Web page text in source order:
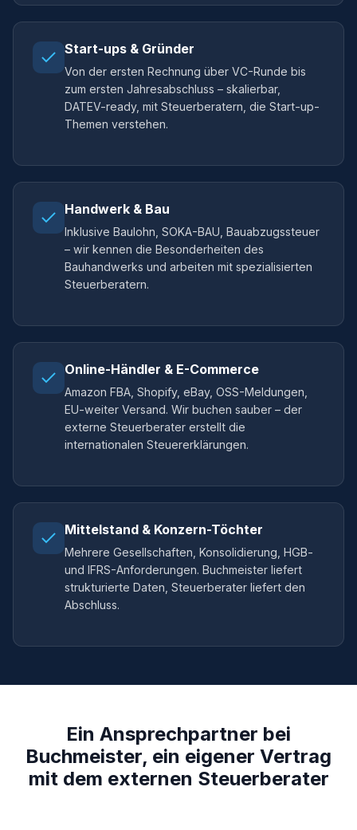
Start-ups & Gründer
Von der ersten Rechnung über VC-Runde bis
zum ersten Jahresabschluss – skalierbar,
DATEV-ready, mit Steuerberatern, die Start-up-
Themen verstehen.
Handwerk & Bau
Inklusive Baulohn, SOKA-BAU, Bauabzugssteuer
– wir kennen die Besonderheiten des
Bauhandwerks und arbeiten mit spezialisierten
Steuerberatern.
Online-Händler & E-Commerce
Amazon FBA, Shopify, eBay, OSS-Meldungen,
EU-weiter Versand. Wir buchen sauber – der
externe Steuerberater erstellt die
internationalen Steuererklärungen.
Mittelstand & Konzern-Töchter
Mehrere Gesellschaften, Konsolidierung, HGB-
und IFRS-Anforderungen. Buchmeister liefert
strukturierte Daten, Steuerberater liefert den
Abschluss.
Ein Ansprechpartner bei
Buchmeister, ein eigener Vertrag
mit dem externen Steuerberater